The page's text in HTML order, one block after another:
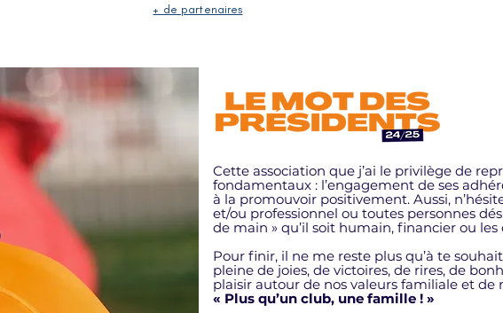
+ de partenaires
Cette association que j’ai le privilège de
fondamentaux : l’engagement de ses
à la promouvoir positivement. Aussi,
et/ou professionnel ou toutes personnes
de main » qu’il soit humain, financier ou les
Pour finir, il ne me reste plus qu’à te
pleine de joies, de victoires, de rires, de
plaisir autour de nos valeurs familiale et de
« Plus qu’un club, une famille ! »